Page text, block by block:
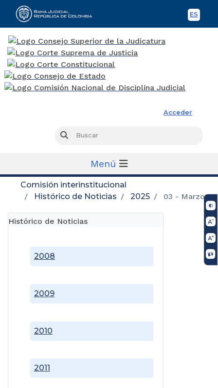
ES
Acceder
Buscar
Menú
Comisión interinstitucional
Histórico de Noticias
2025 03 - Marzo
Histórico de Noticias
2008
2009
2010
2011